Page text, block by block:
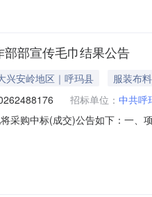
部宣传毛巾结果公告
兴安岭地区｜呼玛县
服装布料
招标单位： 中共呼
采购中标(成交)公告如下：一
部宣传毛巾项目周期：31项目